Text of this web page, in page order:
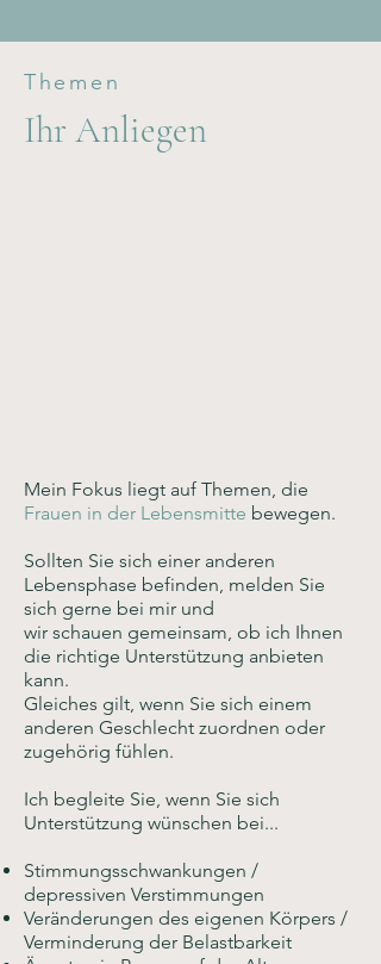
Themen
Ihr Anliegen
Mein Fokus liegt auf Themen, die
Frauen in der Lebensmitte bewegen.
Sollten Sie sich einer anderen
Lebensphase befinden, melden Sie
sich gerne bei mir und
wir schauen gemeinsam, ob ich Ihnen
die richtige Unterstützung anbieten
kann.
Gleiches gilt, wenn Sie sich einem
anderen Geschlecht zuordnen oder
zugehörig fühlen.
Ich begleite Sie, wenn Sie sich
Unterstützung wünschen bei...
Stimmungsschwankungen /
depressiven Verstimmungen
Veränderungen des eigenen Körpers /
Verminderung der Belastbarkeit